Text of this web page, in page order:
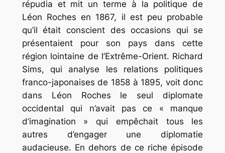
répudia et mit un terme à la politique de
Léon Roches en 1867, il est peu probable
qu’il était conscient des occasions qui se
présentaient pour son pays dans cette
région lointaine de l’Extrême-Orient. Richard
Sims, qui analyse les relations politiques
franco-japonaises de 1858 à 1895, voit donc
dans Léon Roches le seul diplomate
occidental qui n’avait pas ce « manque
d’imagination » qui empêchait tous les
autres d’engager une diplomatie
audacieuse. En dehors de ce riche épisode